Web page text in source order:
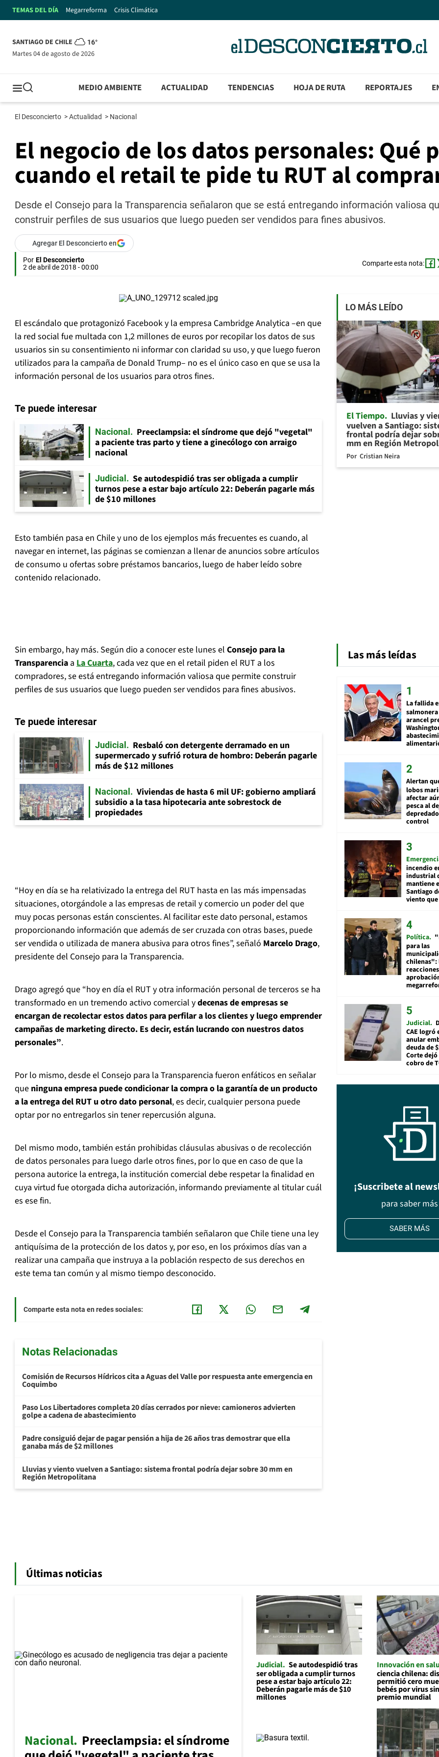
TEMAS DEL DÍA Megarreforma Crisis Climática
SANTIAGO DE CHILE 16°
martes 04 de agosto de 2026
MEDIO AMBIENTE ACTUALIDAD TENDENCIAS HOJA DE RUTA REPORTAJES
El Desconcierto >Actualidad > Nacional
El negocio de los datos personales: Qué
cuando el retail te pide tu RUT al
Desde el Consejo para la Transparencia señalaron que se está entregando información valiosa
construir perfiles de sus usuarios que luego pueden ser vendidos para fines abusivos.
Agregar El Desconcierto en
Por El Desconcierto
2 de abril de 2018 - 00:00
Comparte esta nota:
El escándalo que protagonizó Facebook y la empresa Cambridge Analytica –en que
la red social fue multada con 1,2 millones de euros por recopilar los datos de sus
usuarios sin su consentimiento ni informar con claridad su uso, y que luego fueron
utilizados para la campaña de Donald Trump– no es el único caso en que se usa la
información personal de los usuarios para otros fines.
Te puede interesar
Nacional
Preeclampsia: el síndrome que dejó "vegetal"
a paciente tras parto y tiene a ginecólogo con arraigo
nacional
Judicial
Se autodespidió tras ser obligada a cumplir
turnos pese a estar bajo artículo 22: Deberán pagarle más
de $10 millones
Esto también pasa en Chile y uno de los ejemplos más frecuentes es cuando, al
navegar en internet, las páginas se comienzan a llenar de anuncios sobre artículos
de consumo u ofertas sobre préstamos bancarios, luego de haber leído sobre
contenido relacionado.
Sin embargo, hay más. Según dio a conocer este lunes el Consejo para la
Transparencia a La Cuarta, cada vez que en el retail piden el RUT a los
compradores, se está entregando información valiosa que permite construir
perfiles de sus usuarios que luego pueden ser vendidos para fines abusivos.
Te puede interesar
Judicial
Resbaló con detergente derramado en un
supermercado y sufrió rotura de hombro: Deberán pagarle
más de $12 millones
Nacional
Viviendas de hasta 6 mil UF: gobierno ampliará
subsidio a la tasa hipotecaria ante sobrestock de
propiedades
“Hoy en día se ha relativizado la entrega del RUT hasta en las más impensadas
situaciones, otorgándole a las empresas de retail y comercio un poder del que
muy pocas personas están conscientes. Al facilitar este dato personal, estamos
proporcionando información que además de ser cruzada con otras bases, puede
ser vendida o utilizada de manera abusiva para otros fines”, señaló Marcelo Drago,
presidente del Consejo para la Transparencia.
Drago agregó que “hoy en día el RUT y otra información personal de terceros se ha
transformado en un tremendo activo comercial ydecenas de empresas se
encargan de recolectar estos datos para perfilar a los clientes y luego emprender
campañas de marketing directo. Es decir, están lucrando con nuestros datos
personales”.
Por lo mismo, desde el Consejo para la Transparencia fueron enfáticos en señalar
que ninguna empresa puede condicionar la compra o la garantía de un producto
a la entrega del RUT u otro dato personal, es decir, cualquier persona puede
optar por no entregarlos sin tener repercusión alguna.
Del mismo modo, también están prohibidas cláusulas abusivas o de recolección
de datos personales para luego darle otros fines, por lo que en caso de que la
persona autorice la entrega, la institución comercial debe respetar la finalidad en
cuya virtud fue otorgada dicha autorización, informando previamente al titular cuál
es ese fin.
Desde el Consejo para la Transparencia también señalaron que Chile tiene una ley
antiquísima de la protección de los datos y, por eso, en los próximos días van a
realizar una campaña que instruya a la población respecto de sus derechos en
este tema tan común y al mismo tiempo desconocido.
Comparte esta nota en redes sociales:
Notas Relacionadas
Comisión de Recursos Hídricos cita a Aguas del Valle por respuesta ante emergencia en
Coquimbo
Paso Los Libertadores completa 20 días cerrados por nieve: camioneros advierten
golpe a cadena de abastecimiento
Padre consiguió dejar de pagar pensión a hija de 26 años tras demostrar que ella
ganaba más de $2 millones
Lluvias y viento vuelven a Santiago: sistema frontal podría dejar sobre 30 mm en
Región Metropolitana
LO MÁS LEÍDO
El Tiempo Lluvias y
vuelven a Santiago:
frontal podría dejar
mm en Región
Por Cristian Neira
Las más leídas
La fallida
arancel
Alertan
lobos
afectar
pesca al
control
incendio
industrial
mantiene
Santiago
viento que
Política
para las
chilenas":
Judicial
CAE logró
anular
deuda de
Corte
cobro de
¡Suscribete al
para saber más
SABER MÁS
Últimas noticias
Nacional Preeclampsia: el síndrome
Judicial Se autodespidió tras
ser obligada a cumplir turnos
pese a estar bajo artículo 22:
Deberán pagarle más de $10
millones
Innovación en
ciencia chilena:
permitió cero
bebés por virus
premio mundial